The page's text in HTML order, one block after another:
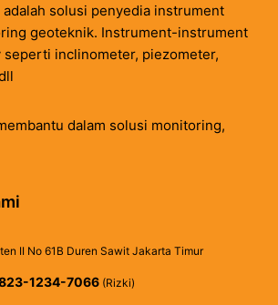
adalah solusi penyedia instrument
geoteknik. Instrument-instrument
seperti inclinometer, piezometer,
dalam solusi monitoring,
II No 61B Duren Sawit Jakarta Timur
1234-7066(Rizki)